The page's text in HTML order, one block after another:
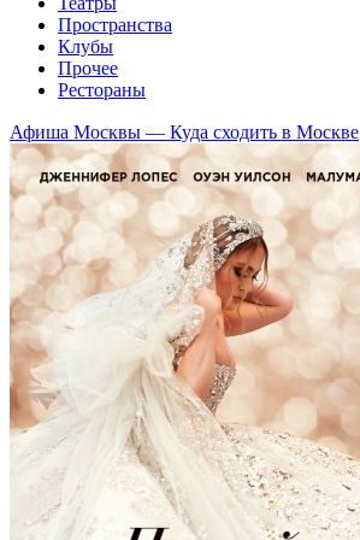
Пространства
Клубы
Прочее
Рестораны
Афиша Москвы — Куда сходить в Москве